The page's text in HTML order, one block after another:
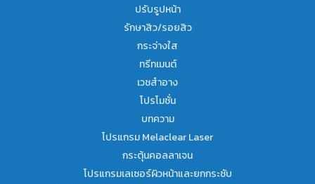
ปรับรูปหน้า
รักษาสิว/รอยสิว
กระจ่างใส
ทรีทเมนต์
เวชสำอาง
โปรโมชั่น
บทความ
โปรแกรม Melaclear Laser
กระตุ้นคอลลาเจน
โปรแกรมเลเซอร์ผิวหน้าและยกกระชับ